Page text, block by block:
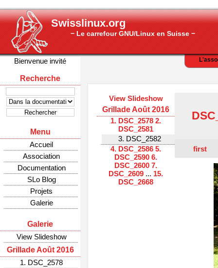
Swisslinux.org
− Le carrefour GNU/Linux en Suisse −
Bienvenue invité
Recherche
Menu
Accueil
Association
Documentation
SLo Blog
Projets
Galerie
Galerie
View Slideshow
Grillade Août 2016
1. DSC_2578
View Slideshow
Grillade Août 2016
1. DSC_2578 2.
DSC_2581
3. DSC_2582
4. DSC_2586 5.
DSC_2590 6.
DSC_2600 7.
DSC_2609 ... 15.
DSC_2668
first